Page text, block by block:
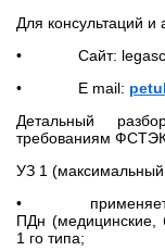
Для консультаций и
• Сайт:
• E mail:
Детальный
требованиям
УЗ 1 (максимальный
• применяется
ПДн (медицинские,
1 го типа;